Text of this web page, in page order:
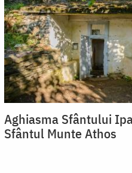
Aghiasma Sfântului
Sfântul Munte Athos